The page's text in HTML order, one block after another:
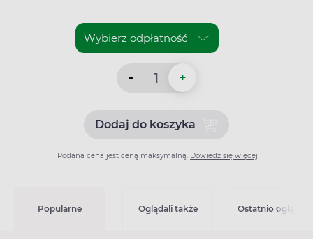
- +
Dodaj do koszykaDodaj do koszyka
Podana cena jest ceną maksymalną. Dowiedz się więcej
Popularne Oglądali także Ostatnio